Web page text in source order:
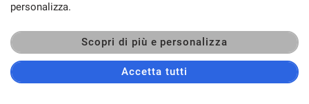
personalizza.
Scopri di più e personalizza
Accetta tutti